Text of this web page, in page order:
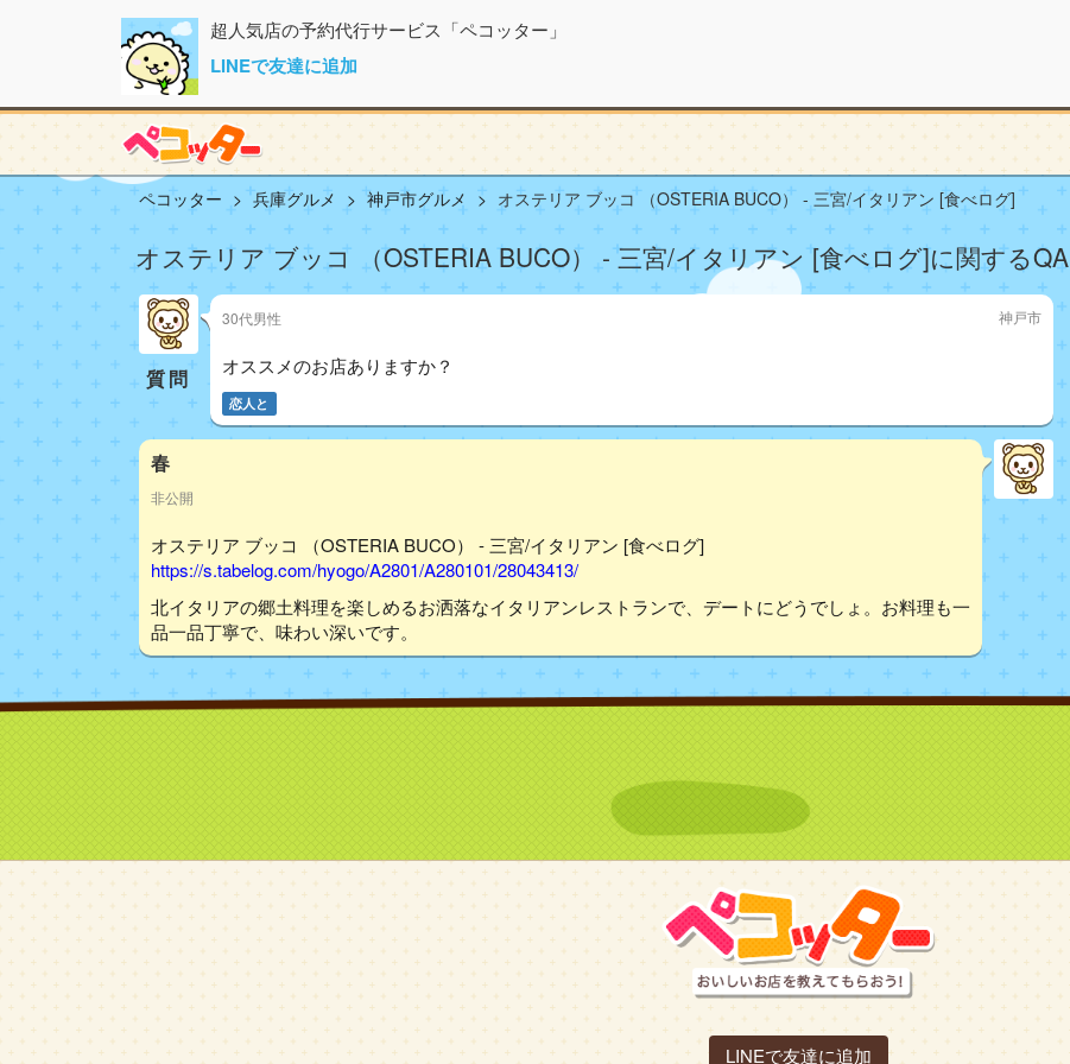
超人気店の予約代行サービス「ペコッター」
LINEで友達に追加
ペコッター 兵庫グルメ 神戸市グルメ オステリア ブッコ （OSTERIA BUCO） - 三宮/イタリアン [食べログ]
オステリア ブッコ （OSTERIA BUCO） - 三宮/イタリアン [食べログ]に関するQA
質問
30代男性 神戸市
オススメのお店ありますか？
恋人と
春
非公開
オステリア ブッコ （OSTERIA BUCO） - 三宮/イタリアン [食べログ]
https://s.tabelog.com/hyogo/A2801/A280101/28043413/
北イタリアの郷土料理を楽しめるお洒落なイタリアンレストランで、デートにどうでしょ。お料理も一
品一品丁寧で、味わい深いです。
LINEで友達に追加